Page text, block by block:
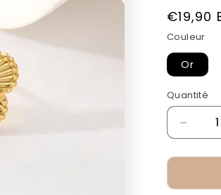
Prix
habituel
€19,90
Couleur
Or
Quantité
Réduire
la